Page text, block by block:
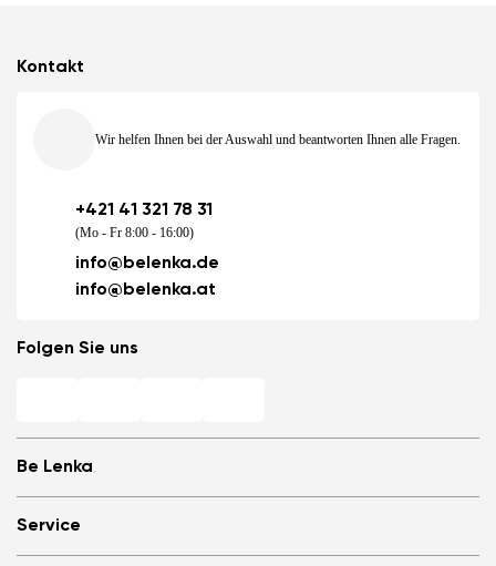
Be Lenka
Store Locator
Über uns
Service
Kontakt
Wir helfen Ihnen bei der Auswahl und beantworten Ihnen alle Fragen.
+421 41 321 78 31
(Mo - Fr 8:00 - 16:00)
info@belenka.de
info@belenka.at
Folgen Sie uns